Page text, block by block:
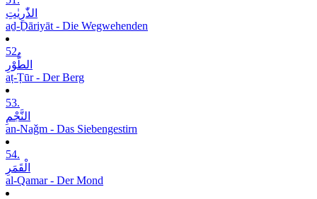
الذّٰرِیٰتِ
aḏ-Ḏāriyāt - Die Wegwehenden
52.
الطُّوْرِ
aṭ-Ṭūr - Der Berg
53.
النَّجْمِ
an-Naǧm - Das Siebengestirn
54.
الْقَمَرِ
al-Qamar - Der Mond